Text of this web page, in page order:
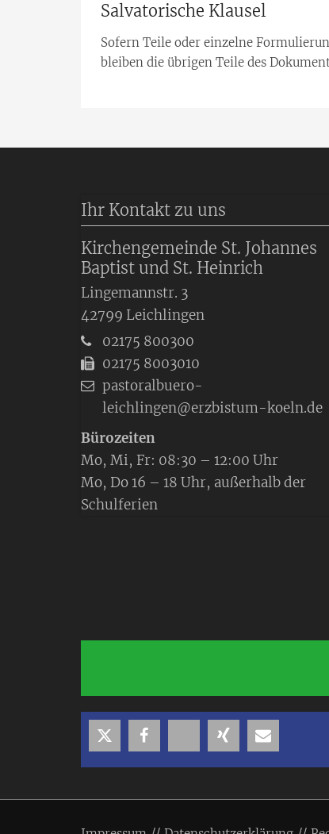
Salvatorische Klausel
Sofern Teile oder einzelne
bleiben die übrigen Teile des
Ihr Kontakt zu uns
Kirchengemeinde St. Johannes
Baptist und St. Heinrich
Lingemannstr. 3
42799 Leichlingen
02175 800300
02175 8003010
pastoralbuero-
leichlingen@erzbistum-koeln.de
Bürozeiten
Mo, Mi, Fr: 08:30 – 12:00 Uhr
Mo, Do 16 – 18 Uhr, außerhalb der
Schulferien